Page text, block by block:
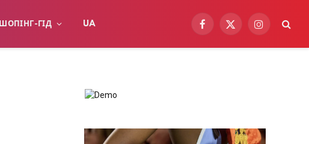
ШОПІНГ-ГІД UA
Facebook
X
Instagram